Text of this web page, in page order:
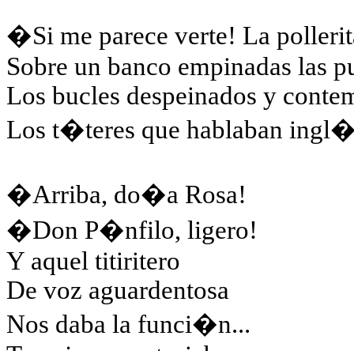
�Si me parece verte! La
Sobre un banco empinadas las
Los bucles despeinados y
Los t�teres que hablaban
�Arriba, do�a Rosa!
�Don P�nfilo, ligero!
Y aquel titiritero
De voz aguardentosa
Nos daba la funci�n...